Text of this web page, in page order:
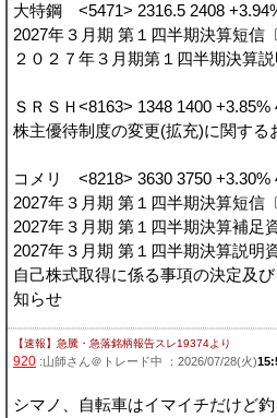
大特鋼 <5471> 2316.5 2408
2027年３月期 第１四半期決算短信
２０２７年３月期第１四半期決算
ＳＲＳＨ<8163> 1348 1400 +3.85%
株主優待制度の変更(拡充)に関する
コメリ <8218> 3630 3750 +3.30%
2027年３月期 第１四半期決算短信
2027年３月期 第１四半期決算補足
2027年３月期 第１四半期決算説明
自己株式取得に係る事項の決定及
知らせ
【速報】急騰・急落銘柄報告スレ19374より
920 :山師さん＠トレード中 ：2026/07/28(火)
シマノ、自転車はイマイチだけど